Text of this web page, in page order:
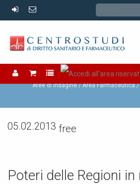
Farmacie
Aree di Indagine / Area Farmaceutica /
05.02.2013 free
Poteri delle Regioni